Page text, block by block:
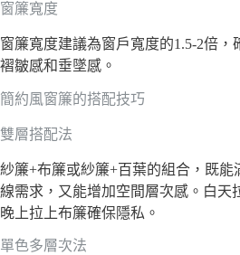
窗簾寬度
窗簾寬度建議為窗戶寬度的1.5-2倍，
褶皺感和垂墜感。
簡約風窗簾的搭配技巧
雙層搭配法
紗簾+布簾或紗簾+百葉的組合，既能
線需求，又能增加空間層次感。白天
晚上拉上布簾確保隱私。
單色多層次法